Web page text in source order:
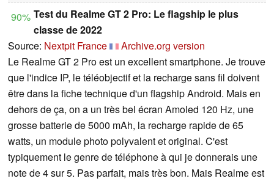
90% Test du Realme GT 2 Pro: Le flagship le plus
classe de 2022
Source: Nextpit France
Archive.org version
Le Realme GT 2 Pro est un excellent smartphone. Je trouve
que l'indice IP, le téléobjectif et la recharge sans fil doivent
être dans la fiche technique d'un flagship Android. Mais en
dehors de ça, on a un très bel écran Amoled 120 Hz, une
grosse batterie de 5000 mAh, la recharge rapide de 65
watts, un module photo polyvalent et original. C'est
typiquement le genre de téléphone à qui je donnerais une
note de 4 sur 5. Pas parfait, mais très bon. Mais Realme est